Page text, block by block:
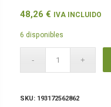
48,26 € IVA INCLUIDO
6 disponibles
SKU: 193172562862